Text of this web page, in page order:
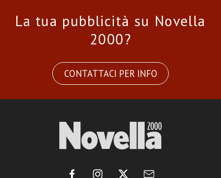
La tua pubblicità su Novella
2000?
CONTATTACI PER INFO